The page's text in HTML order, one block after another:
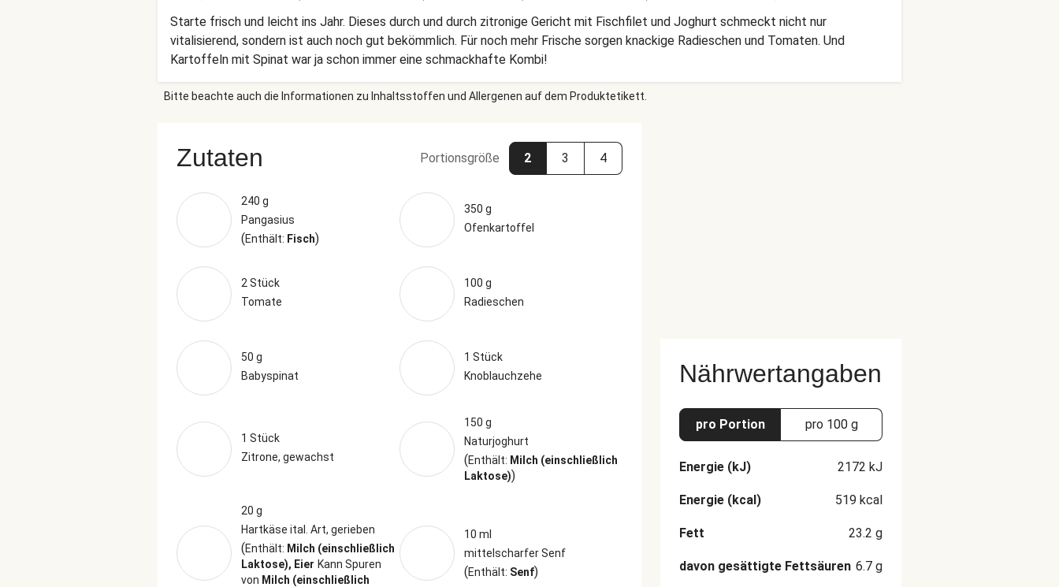
Starte frisch und leicht ins Jahr. Dieses durch und durch zitronige Gericht mit Fischfilet und Joghurt schmeckt nicht nur
vitalisierend, sondern ist auch noch gut bekömmlich. Für noch mehr Frische sorgen knackige Radieschen und Tomaten. Und
Kartoffeln mit Spinat war ja schon immer eine schmackhafte Kombi!
Bitte beachte auch die Informationen zu Inhaltsstoffen und Allergenen auf dem Produktetikett.
Zutaten Portionsgröße 2 3 4
240 g
Pangasius
(Enthält: Fisch)
350 g
Ofenkartoffel
2 Stück
Tomate
100 g
Radieschen
50 g
Babyspinat
1 Stück
Knoblauchzehe
1 Stück
Zitrone, gewachst
150 g
Naturjoghurt
(Enthält: Milch (einschließlich
Laktose))
20 g
Hartkäse ital. Art, gerieben
(Enthält: Milch (einschließlich
Laktose), Eier Kann Spuren
von Milch (einschließlich
10 ml
mittelscharfer Senf
(Enthält: Senf)
Nährwertangaben
pro Portion pro 100 g
Energie (kJ) 2172 kJ
Energie (kcal) 519 kcal
Fett 23.2 g
davon gesättigte Fettsäuren 6.7 g